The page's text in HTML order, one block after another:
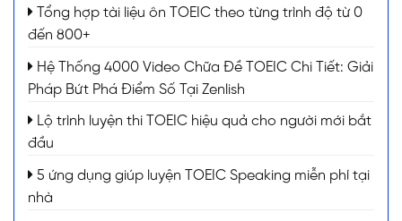
Tổng hợp tài liệu ôn TOEIC theo từng trình độ từ 0
đến 800+
Hệ Thống 4000 Video Chữa Đề TOEIC Chi Tiết: Giải
Pháp Bứt Phá Điểm Số Tại Zenlish
Lộ trình luyện thi TOEIC hiệu quả cho người mới bắt
đầu
5 ứng dụng giúp luyện TOEIC Speaking miễn phí tại
nhà